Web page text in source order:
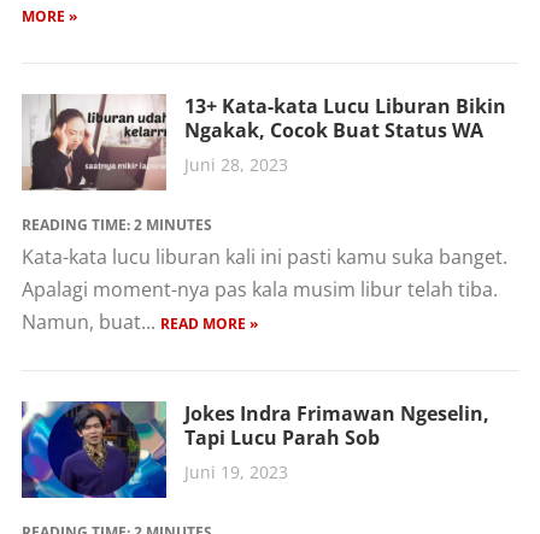
MORE »
13+ Kata-kata Lucu Liburan Bikin
Ngakak, Cocok Buat Status WA
Juni 28, 2023
READING TIME:2 MINUTES
Kata-kata lucu liburan kali ini pasti kamu suka banget.
Apalagi moment-nya pas kala musim libur telah tiba.
Namun, buat... READ MORE »
Jokes Indra Frimawan Ngeselin,
Tapi Lucu Parah Sob
Juni 19, 2023